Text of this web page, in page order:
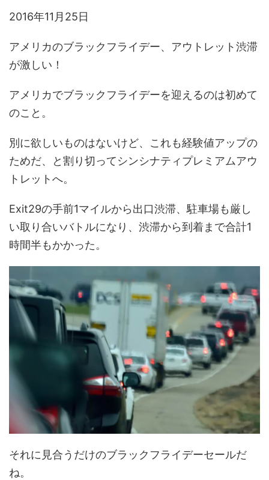
2016年11月25日
アメリカのブラックフライデー、アウトレット渋滞
が激しい！
アメリカでブラックフライデーを迎えるのは初めて
のこと。
別に欲しいものはないけど、これも経験値アップの
ためだ、と割り切ってシンシナティプレミアムアウ
トレットへ。
Exit29の手前1マイルから出口渋滞、駐車場も厳し
い取り合いバトルになり、渋滞から到着まで合計1
時間半もかかった。
それに見合うだけのブラックフライデーセールだ
ね。